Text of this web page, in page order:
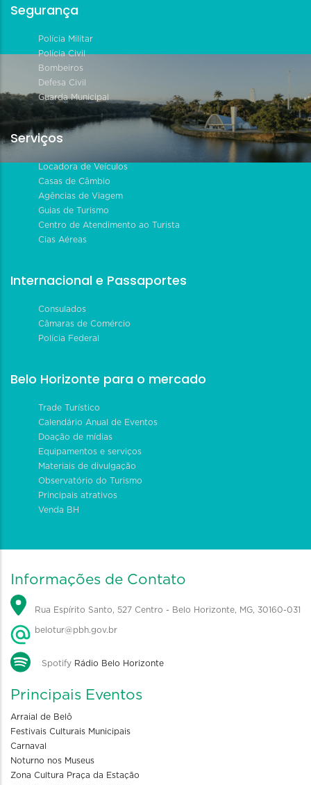
Segurança
Polícia Militar
Polícia Civil
Bombeiros
Defesa Civil
Guarda Municipal
Serviços
Locadora de Veículos
Casas de Câmbio
Agências de Viagem
Guias de Turismo
Centro de Atendimento ao Turista
Cias Aéreas
Internacional e Passaportes
Consulados
Câmaras de Comércio
Polícia Federal
Belo Horizonte para o mercado
Trade Turístico
Calendário Anual de Eventos
Doação de mídias
Equipamentos e serviços
Materiais de divulgação
Observatório do Turismo
Principais atrativos
Venda BH
Informações de Contato
Rua Espírito Santo, 527 Centro - Belo Horizonte, MG, 30160-031
belotur@pbh.gov.br
Spotify Rádio Belo Horizonte
Principais Eventos
Arraial de Belô
Festivais Culturais Municipais
Carnaval
Noturno nos Museus
Zona Cultura Praça da Estação